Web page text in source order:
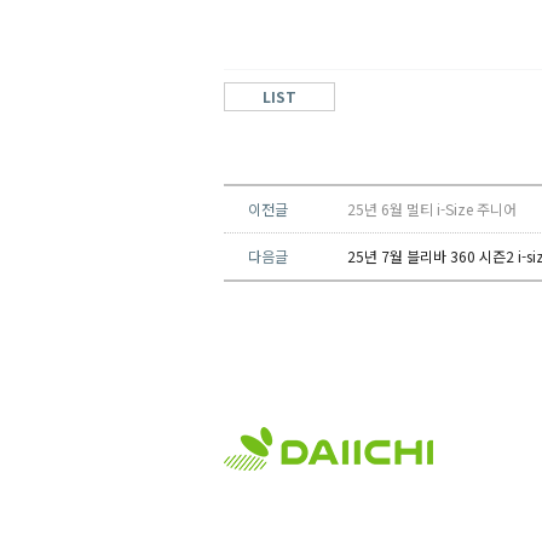
LIST
이전글 25년 6월 멀티 i-Size 주니어
다음글 25년 7월 블리바 360 시즌2 i-